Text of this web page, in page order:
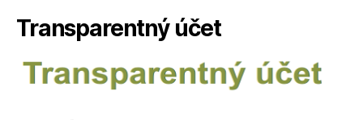
Transparentný účet